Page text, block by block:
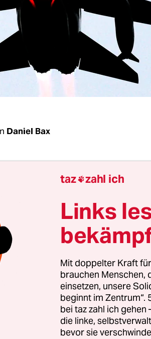
Daniel Bax
die Verteidigungsministerin
einen Gefallen tun, wenn
setze sich von der Leyen in
des französischen
an dessen Seite in Syrien sei
sondern „eine
der Leyen, und fügte hinzu:
hatte am Donnerstag
von Union und SPD eine
in Syrien
taz zahl ich
Links
Mit doppelter Kraft
brauchen Menschen,
einsetzen, unsere
beginnt im Zentrum“.
bei taz zahl ich
die linke,
bevor sie